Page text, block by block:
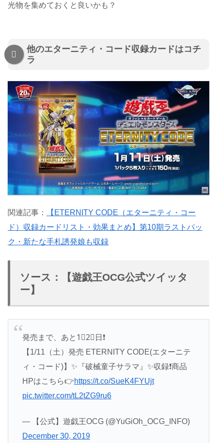
光物を集めておくと良いかも？
他のエターニティ・コード収録カードはコチ
ラ
関連記事：
【ETERNITY CODE（エターニティ・コー
ド）収録カードリスト・効果まとめ】第10期ラストパッ
ク・新たな手札誘発娘も収録
ソース：【遊戯王OCG公式ツイッタ
ー】
発売まで、あと1⃣2⃣日❗️
【1/11（土）発売 ETERNITY CODE(エターニテ
ィ・コード)】✨『破械童子サラマ』✨収録❗️商品
HPはこちら👉https://t.co/SueK4FYUjt
pic.twitter.com/tL2tZG9ru6
— 【公式】遊戯王OCG (@YuGiOh_OCG_INFO)
December 30, 2019